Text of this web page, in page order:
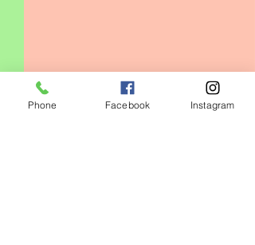
Phone Facebook Instagram